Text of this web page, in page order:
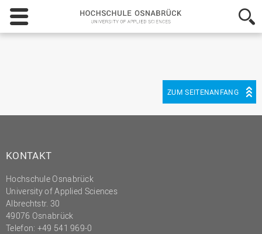
Hochschule
Osnabrück
-
Sciences
ZUM SEITENANFANG
KONTAKT
Hochschule Osnabrück
University of Applied Sciences
Albrechtstr. 30
49076 Osnabrück
Telefon: +49 541 969-0